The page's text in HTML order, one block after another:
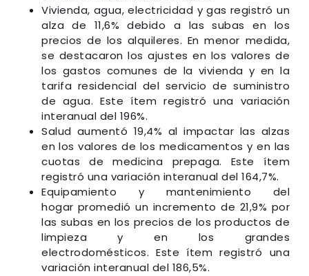
Vivienda, agua, electricidad y gas registró un
alza de 11,6% debido a las subas en los
precios de los alquileres. En menor medida,
se destacaron los ajustes en los valores de
los gastos comunes de la vivienda y en la
tarifa residencial del servicio de suministro
de agua. Este ítem registró una variación
interanual del 196%.
Salud aumentó 19,4% al impactar las alzas
en los valores de los medicamentos y en las
cuotas de medicina prepaga. Este ítem
registró una variación interanual del 164,7%.
Equipamiento y mantenimiento del
hogar promedió un incremento de 21,9% por
las subas en los precios de los productos de
limpieza y en los grandes
electrodomésticos. Este ítem registró una
variación interanual del 186,5%.